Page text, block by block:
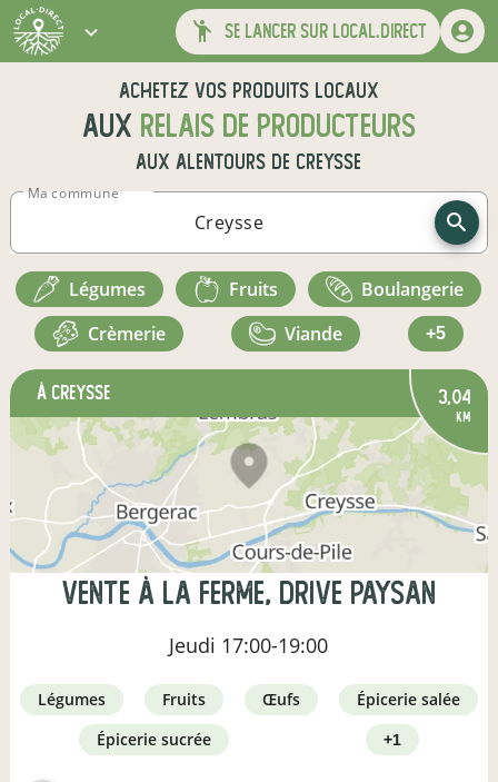
se lancer sur local.direct
Achetez vos produits locaux
aux relais de producteurs
aux alentours de Creysse
Ma commune
légumes fruits
boulangerie
crèmerie
viande +5
à Creysse 3,04
km
Vente à la ferme, drive paysan
Jeudi 17:00-19:00
légumes fruits œufs
épicerie salée
épicerie sucrée
+1